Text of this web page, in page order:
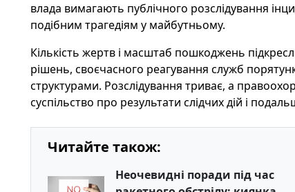
влада вимагають публічного розслідування
подібним трагедіям у майбутньому.
Кількість жертв і масштаб пошкоджень
рішень, своєчасного реагування служб
структурами. Розслідування триває, а
суспільство про результати слідчих дій і
Читайте також:
Неочевидні поради під час